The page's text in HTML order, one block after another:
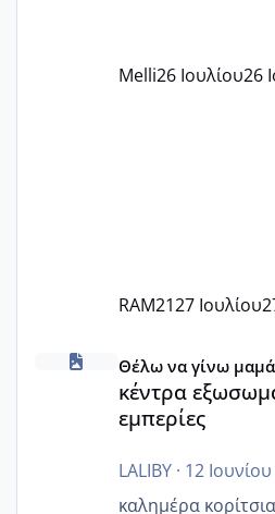
Εγώ πήγα σε έναν
Melli26 Ιουλίου26
RAM2127 Ιουλίου
κέντρα εξωσωματικής και
Θέλω να γίνω μαμά
κέντρα
εμπερίες
LALIBY· 12 Ιουνίου
καλημέρα